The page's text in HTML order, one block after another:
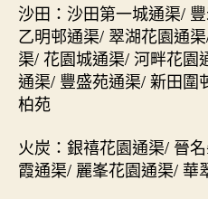
沙田：沙田第一城通渠/
乙明邨通渠/ 翠湖花園通
渠/ 花園城通渠/ 河畔花園
通渠/ 豐盛苑通渠/ 新田圍
柏苑
火炭：銀禧花園通渠/ 晉
霞通渠/ 麗峯花園通渠/ 華